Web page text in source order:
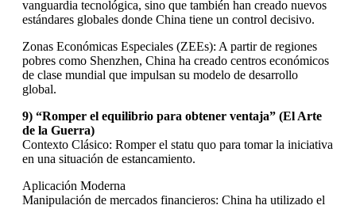
vanguardia tecnológica, sino que también han creado nuevos
estándares globales donde China tiene un control decisivo.
Zonas Económicas Especiales (ZEEs): A partir de regiones
pobres como Shenzhen, China ha creado centros económicos
de clase mundial que impulsan su modelo de desarrollo
global.
9) “Romper el equilibrio para obtener ventaja” (El Arte
de la Guerra)
Contexto Clásico: Romper el statu quo para tomar la iniciativa
en una situación de estancamiento.
Aplicación Moderna
Manipulación de mercados financieros: China ha utilizado el